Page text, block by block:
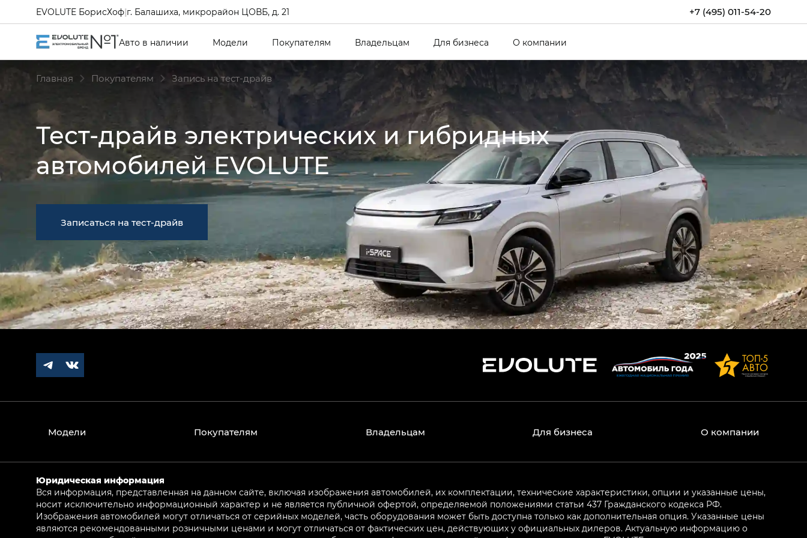
+7 (495) 011-54-20
EVOLUTE БорисХоф|г. Балашиха, микрорайон ЦОВБ, д. 21
Авто в наличии Модели Покупателям Владельцам Для бизнеса О компании
Главная Покупателям Запись на тест-драйв
Тест-драйв электрических и гибридных
автомобилей EVOLUTE
Записаться на тест-драйв
Модели Покупателям Владельцам Для бизнеса О компании
Юридическая информация
Вся информация, представленная на данном сайте, включая изображения автомобилей, их комплектации, технические характеристики, опции и указанные цены,
носит исключительно информационный характер и не является публичной офертой, определяемой положениями статьи 437 Гражданского кодекса РФ.
Изображения автомобилей могут отличаться от серийных моделей, часть оборудования может быть доступна только как дополнительная опция. Указанные цены
являются рекомендованными розничными ценами и могут отличаться от фактических цен, действующих у официальных дилеров. Актуальную информацию о